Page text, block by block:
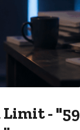
- "59